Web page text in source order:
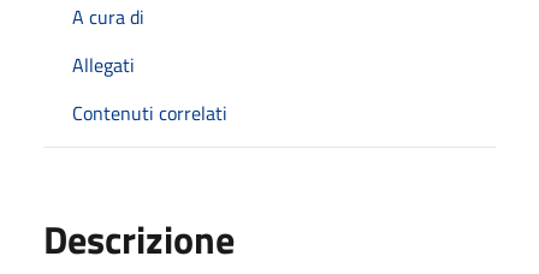
A cura di
Allegati
Contenuti correlati
Descrizione